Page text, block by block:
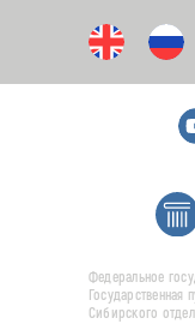
Федеральное
Государственная
Сибирского